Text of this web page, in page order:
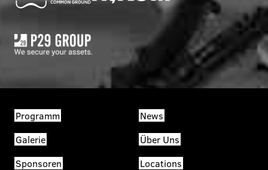
Programm
News
Galerie
Über Uns
Sponsoren
Locations